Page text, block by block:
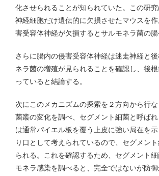
化させられることが知られていた。この研
神経細胞だけ遺伝的に欠損させたマウスを
害受容体神経が欠損するとサルモネラ菌の
さらに腸内の侵害受容体神経は迷走神経と
ネラ菌の増殖が見られることを確認し、後
っていると結論する。
次にこのメカニズムの探索を２方向から行
菌叢の変化を調べ、セグメント細菌と呼ば
は通常パイエル板を覆う上皮に強い局在を
り口として考えられているので、セグメン
られる。これを確認するため、セグメント
モネラ感染を調べると、完全ではないが防